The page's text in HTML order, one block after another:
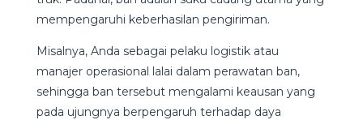
mempengaruhi keberhasilan pengiriman.
Misalnya, Anda sebagai pelaku logistik atau
manajer operasional lalai dalam perawatan ban,
sehingga ban tersebut mengalami keausan yang
pada ujungnya berpengaruh terhadap daya